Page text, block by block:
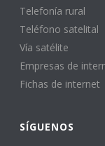
Telefonía rural
Teléfono satelital
Vía satélite
Empresas de
Fichas de internet
SÍGUENOS